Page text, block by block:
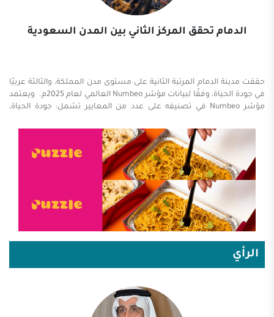
الدمام تحقق المركز الثاني بين المدن السعودية
حققت مدينة الدمام المرتبة الثانية على مستوى مدن المملكة، والثالثة عربيًا
في جودة الحياة، وفقًا لبيانات مؤشر Numbeo العالمي لعام 2025م. ويعتمد
مؤشر Numbeo في تصنيفه على عدد من المعايير تشمل: جودة الحياة،
الدخل، ووقت التنقل المروري، ومستويات التلوث، بالإضافة إلى الظروف
المناخية. ويعكس هذا الإنجاز ما تشهده مدينة الدمام من تطور متسارع في
الخدمات والبنية التحتية، إلى جانب تنامي جودة الحياة التي تعد أحد
مستهدفات رؤية المملكة 2030. ويُعد هذا التقدم دليلًا على المكانة المتميزة
التي تحظى بها مدينة الدمام بصفتها واجهة اقتصادية وسياحية، بما يسهم
في تعزيز جاذبيتها للاستثمار ...
الرأي